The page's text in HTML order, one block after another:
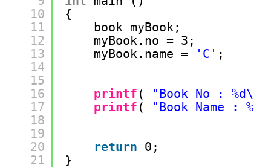
10
11
12
13
14
15
16
17
18
19
20
21
{
book myBook;
myBook.no = 3;
myBook.name =
'C' ;
printf ( "Book No : %d\n"
printf ( "Book Name :
return 0;
}